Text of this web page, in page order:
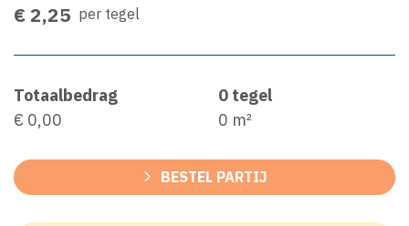
€ 2,25 per tegel
Totaalbedrag
€ 0,00
0 tegel
0 m²
BESTEL PARTIJ